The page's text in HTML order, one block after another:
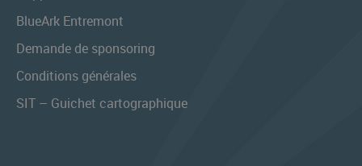
BlueArk Entremont
Demande de sponsoring
Conditions générales
SIT – Guichet cartographique